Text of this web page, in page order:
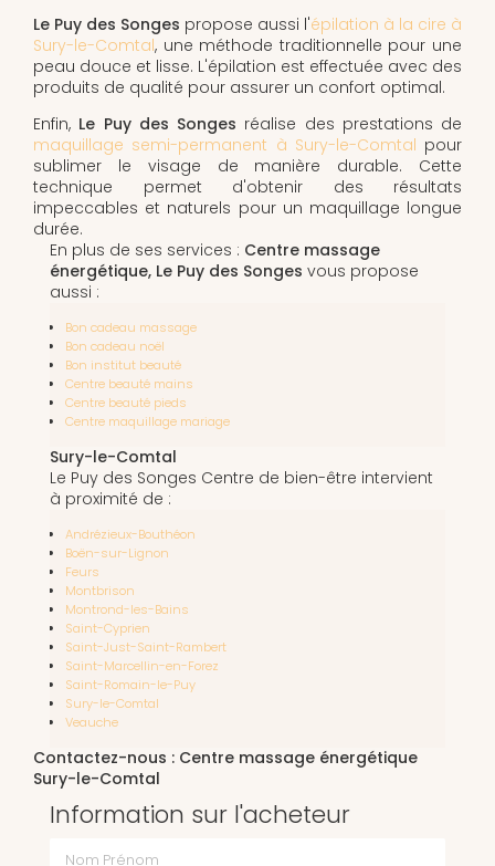
Le Puy des Songes propose aussi l'épilation à la cire à
Sury-le-Comtal, une méthode traditionnelle pour une
peau douce et lisse. L'épilation est effectuée avec des
produits de qualité pour assurer un confort optimal.
Enfin, Le Puy des Songes réalise des prestations de
maquillage semi-permanent à Sury-le-Comtal pour
sublimer le visage de manière durable. Cette
technique permet d'obtenir des résultats
impeccables et naturels pour un maquillage longue
durée.
En plus de ses services : Centre massage
énergétique, Le Puy des Songes vous propose
aussi :
Bon cadeau massage
Bon cadeau noël
Bon institut beauté
Centre beauté mains
Centre beauté pieds
Centre maquillage mariage
Sury-le-Comtal
Le Puy des Songes Centre de bien-être intervient
à proximité de :
Andrézieux-Bouthéon
Boën-sur-Lignon
Feurs
Montbrison
Montrond-les-Bains
Saint-Cyprien
Saint-Just-Saint-Rambert
Saint-Marcellin-en-Forez
Saint-Romain-le-Puy
Sury-le-Comtal
Veauche
Contactez-nous : Centre massage énergétique
Sury-le-Comtal
Information sur l'acheteur